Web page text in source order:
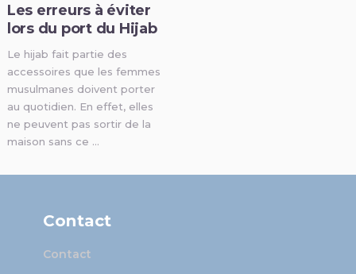
Les erreurs à éviter
lors du port du Hijab
Le hijab fait partie des
accessoires que les femmes
musulmanes doivent porter
au quotidien. En effet, elles
ne peuvent pas sortir de la
maison sans ce …
Contact
Contact